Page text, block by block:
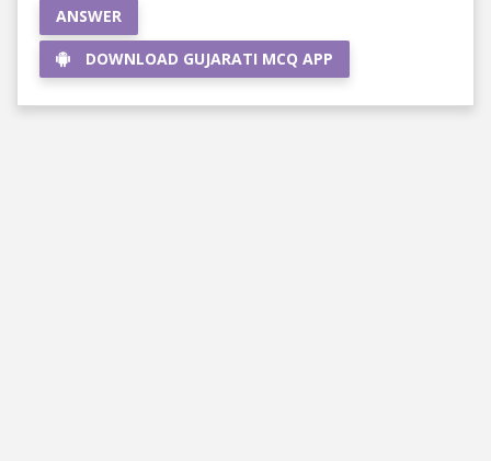
ANSWER
DOWNLOAD GUJARATI MCQ APP